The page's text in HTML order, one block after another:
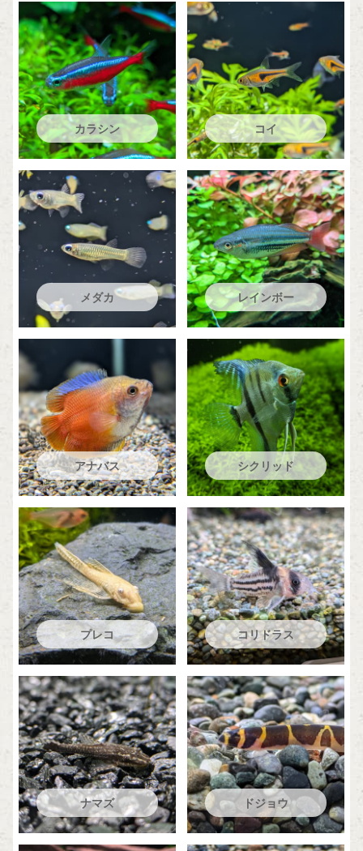
カラシン コイ
メダカ レインボー
アナバス シクリッド
プレコ コリドラス
ナマズ ドジョウ